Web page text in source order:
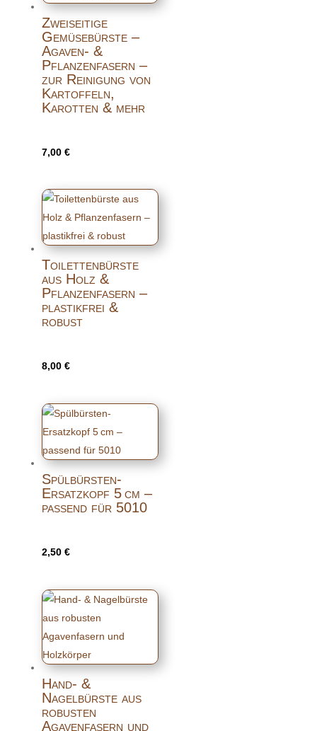
Zweiseitige
Gemüsebürste –
Agaven- &
Pflanzenfasern –
zur Reinigung von
Kartoffeln,
Karotten & mehr
7,00 €
Toilettenbürste
aus Holz &
Pflanzenfasern –
plastikfrei &
robust
8,00 €
Spülbürsten-
Ersatzkopf 5 cm –
passend für 5010
2,50 €
Hand- &
Nagelbürste aus
robusten
Agavenfasern und